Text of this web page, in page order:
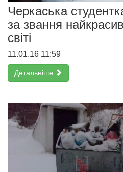
Черкаська
за звання
світі
11.01.16 11:59
Детальніше